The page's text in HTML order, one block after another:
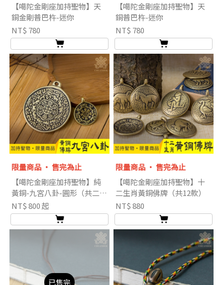
【噶陀金剛座加持聖物】天
銅金剛普巴杵-迷你
NT$ 780
【噶陀金剛座加持聖物】天
銅普巴杵-迷你
NT$ 780
限量商品 ‧ 售完為止
【噶陀金剛座加持聖物】純
黃銅-九宮八卦-圓形（共二
款）
NT$ 800 起
限量商品 ‧ 售完為止
【噶陀金剛座加持聖物】十
二生肖黃銅佛牌（共12款）
NT$ 880
已售完